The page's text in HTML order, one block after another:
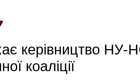
керівництво НУ-
коаліції